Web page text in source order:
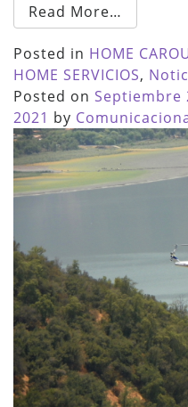
Read More…
Posted in HOME
HOME SERVICIOS,
Posted on Septiembre
2021 by